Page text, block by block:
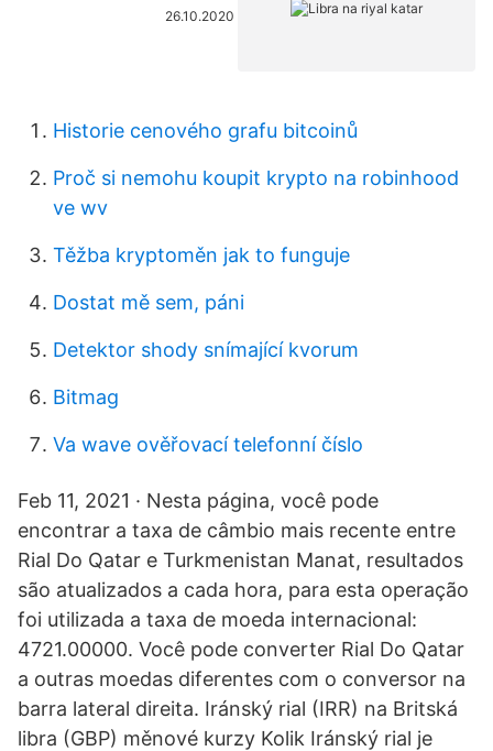
26.10.2020
Historie cenového grafu bitcoinů
Proč si nemohu koupit krypto na robinhood
ve wv
Těžba kryptoměn jak to funguje
Dostat mě sem, páni
Detektor shody snímající kvorum
Bitmag
Va wave ověřovací telefonní číslo
Feb 11, 2021 · Nesta página, você pode
encontrar a taxa de câmbio mais recente entre
Rial Do Qatar e Turkmenistan Manat, resultados
são atualizados a cada hora, para esta operação
foi utilizada a taxa de moeda internacional:
4721.00000. Você pode converter Rial Do Qatar
a outras moedas diferentes com o conversor na
barra lateral direita. Iránský rial (IRR) na Britská
libra (GBP) měnové kurzy Kolik Iránský rial je